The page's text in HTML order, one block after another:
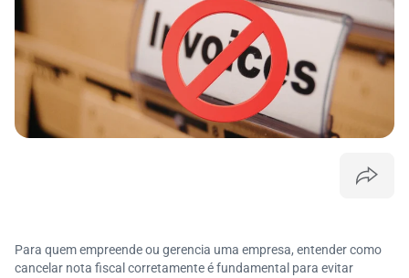
Para quem empreende ou gerencia uma empresa, entender como
cancelar nota fiscal corretamente é fundamental para evitar